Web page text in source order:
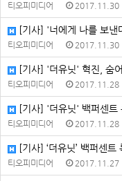
티오피미디어 2017.11.30
[기사] '너에게 나를 보
티오피미디어 2017.11.30
[기사] '더유닛' 혁진, 숨
티오피미디어 2017.11.28
[기사] '더유닛' 백퍼센
티오피미디어 2017.11.28
[기사] ‘더유닛’ 백퍼센
티오피미디어 2017.11.27